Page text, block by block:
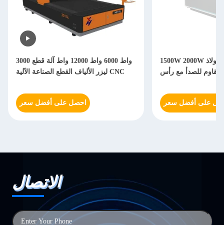
3000 واط 6000 واط 12000 واط آلة قطع
ليزر الألياف القطع الصناعة الآلية CNC
احصل على أفضل سعر
1500W 2000W آلة لقطع ليزر الفولاذ
على أفضل سعر
الاتصال